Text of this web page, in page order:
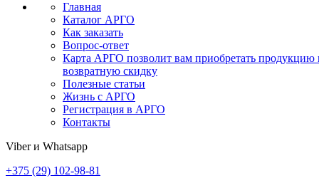
Главная
Каталог АРГО
Как заказать
Вопрос-ответ
Карта АРГО позволит вам приобретать продукцию
возвратную скидку
Полезные статьи
Жизнь с АРГО
Регистрация в АРГО
Контакты
Viber и Whatsapp
+375 (29) 102-98-81